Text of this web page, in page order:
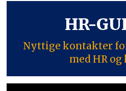
HR-
Nyttige kontakter
med HR og